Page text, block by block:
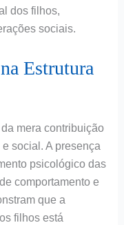
dos filhos,
sociais.
Estrutura
mera contribuição
social. A presença
psicológico das
comportamento e
que a
filhos está